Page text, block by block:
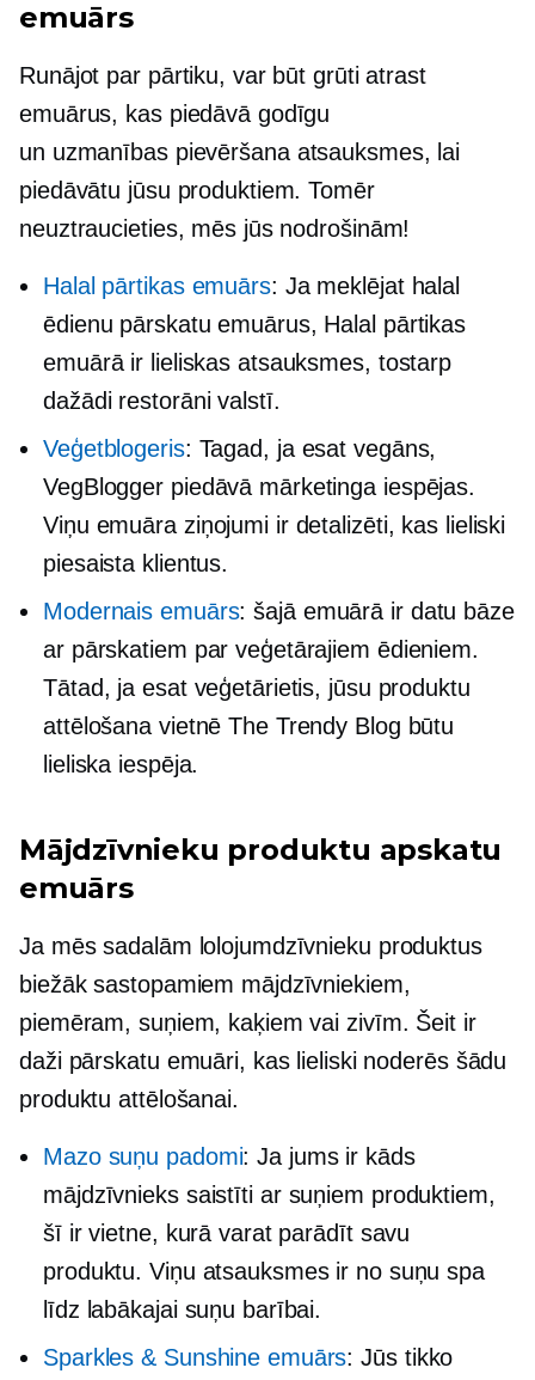
emuārs
Runājot par pārtiku, var būt grūti atrast
emuārus, kas piedāvā godīgu
un uzmanības pievēršanaatsauksmes, lai
piedāvātu jūsu produktiem. Tomēr
neuztraucieties, mēs jūs nodrošinām!
Halal pārtikas emuārs: Ja meklējat halal
ēdienu pārskatu emuārus, Halal pārtikas
emuārā ir lieliskas atsauksmes, tostarp
dažādi restorāni valstī.
Veģetblogeris: Tagad, ja esat vegāns,
VegBlogger piedāvā mārketinga iespējas.
Viņu emuāra ziņojumi ir detalizēti, kas lieliski
piesaista klientus.
Modernais emuārs: šajā emuārā ir datu bāze
ar pārskatiem par veģetārajiem ēdieniem.
Tātad, ja esat veģetārietis, jūsu produktu
attēlošana vietnē The Trendy Blog būtu
lieliska iespēja.
Mājdzīvnieku produktu apskatu
emuārs
Ja mēs sadalām lolojumdzīvnieku produktus
biežāk sastopamiem mājdzīvniekiem,
piemēram, suņiem, kaķiem vai zivīm. Šeit ir
daži pārskatu emuāri, kas lieliski noderēs šādu
produktu attēlošanai.
Mazo suņu padomi: Ja jums ir kāds
mājdzīvnieks saistīti ar suņiem produktiem,
šī ir vietne, kurā varat parādīt savu
produktu. Viņu atsauksmes ir no suņu spa
līdz labākajai suņu barībai.
Sparkles & Sunshine emuārs: Jūs tikko